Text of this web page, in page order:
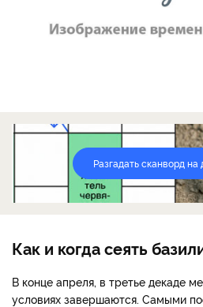
Разгадать сканворд
Как и когда сеять
В конце апреля, в третье декаде
условиях завершаются. Самыми